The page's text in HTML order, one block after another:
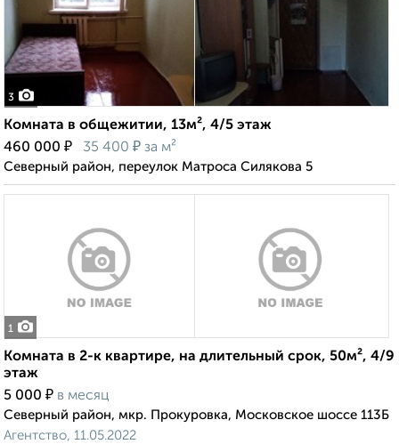
3
Комната в общежитии, 13м², 4/5 этаж
460 000 ₽ 35 400 ₽ за м²
Северный район, переулок Матроса Силякова 5
1
Комната в 2-к квартире, на длительный срок, 50м², 4/9
этаж
5 000 ₽ в месяц
Северный район, мкр. Прокуровка, Московское шоссе 113Б
Агентство, 11.05.2022